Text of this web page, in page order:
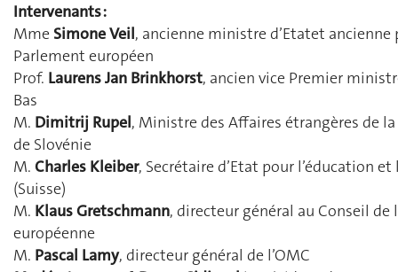
Intervenants :
Mme Simone Veil, ancienne ministre d’Etatet
Parlement européen
Prof. Laurens Jan Brinkhorst, ancien vice Premier
Bas
M. Dimitrij Rupel, Ministre des Affaires étrangères de
de Slovénie
M. Charles Kleiber, Secrétaire d’Etat pour l’éducation et
(Suisse)
M. Klaus Gretschmann, directeur général au Conseil de
européenne
M. Pascal Lamy, directeur général de l’OMC